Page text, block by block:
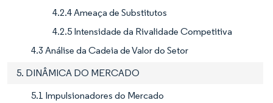
4.2.4 Ameaça de Substitutos
4.2.5 Intensidade da Rivalidade Competitiva
4.3 Análise da Cadeia de Valor do Setor
5. DINÂMICA DO MERCADO
5.1 Impulsionadores do Mercado